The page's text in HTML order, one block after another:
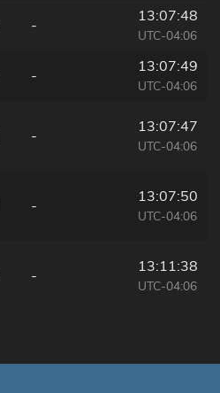
-
13:07:48
UTC-04:06
-
13:07:49
UTC-04:06
-
13:07:47
UTC-04:06
-
13:07:50
UTC-04:06
-
13:11:38
UTC-04:06